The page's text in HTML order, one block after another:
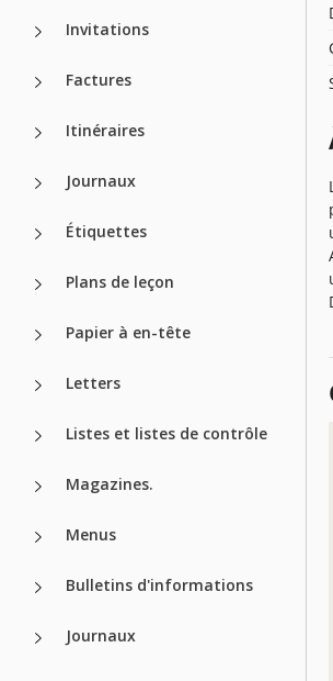
Invitations
Factures
Itinéraires
Journaux
Étiquettes
Plans de leçon
Papier à en-tête
Letters
Listes et listes de contrôle
Magazines.
Menus
Bulletins d'informations
Journaux